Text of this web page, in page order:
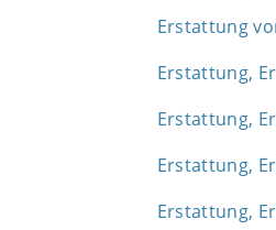
Erstattung
Erstattung,
Erstattung,
Erstattung,
Erstattung,